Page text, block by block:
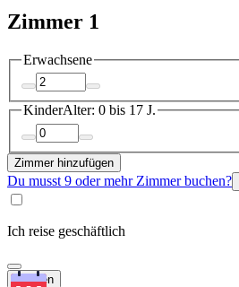
Zimmer 1
Erwachsene
KinderAlter: 0 bis 17 J.
Zimmer hinzufügen
Du musst 9 oder mehr Zimmer buchen?
Ich reise geschäftlich
Suchen